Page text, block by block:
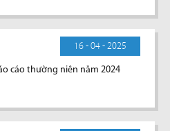
16 - 04 - 2025
cáo thường niên năm 2024